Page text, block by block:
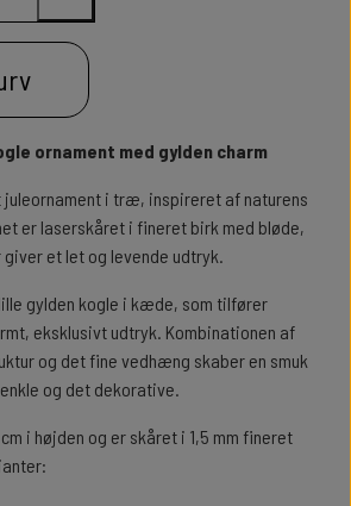
ornament med gylden charm
juleornament i træ, inspireret af naturens
er laserskåret i fineret birk med bløde,
et let og levende udtryk.
gylden kogle i kæde, som tilfører
eksklusivt udtryk. Kombinationen af
og det fine vedhæng skaber en smuk
og det dekorative.
i højden og er skåret i 1,5 mm fineret